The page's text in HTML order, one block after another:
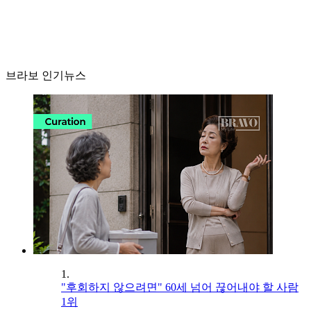
브라보 인기뉴스
1.
"후회하지 않으려면" 60세 넘어 끊어내야 할 사람
1위